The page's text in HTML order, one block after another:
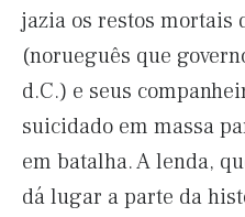
jazia os restos mortais
(norueguês que
d.C.) e seus
suicidado em massa
em batalha. A lenda,
dá lugar a parte da